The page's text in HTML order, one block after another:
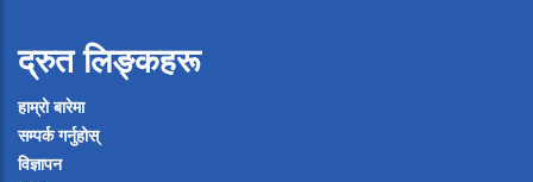
द्रुत लिङ्कहरू
हाम्रो बारेमा
सम्पर्क गर्नुहोस्
विज्ञापन